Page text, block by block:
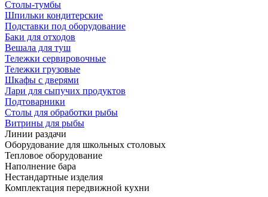
Столы-тумбы
Шпильки кондитерские
Подставки под оборудование
Баки для отходов
Вешала для туш
Тележки сервировочные
Тележки грузовые
Шкафы с дверями
Лари для сыпучих продуктов
Подтоварники
Столы для обработки рыбы
Витрины для рыбы
Линии раздачи
Оборудование для школьных столовых
Тепловое оборудование
Наполнение бара
Нестандартные изделия
Комплектация передвижной кухни